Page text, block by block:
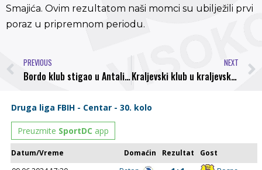
Smajića. Ovim rezultatom naši momci su ubilježili prvi
poraz u pripremnom periodu.
PREVIOUS
Bordo klub stigao u Antaliju, odrađen prvi trening
NEXT
Kraljevski klub u kraljevskom gradu, upiši se u kamp najboljeg svjetskog kluba, Real Madrid u Visokom